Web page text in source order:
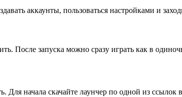
аккаунты, пользоваться настройками и
После запуска можно сразу играть как в
Для начала скачайте лаунчер по одной из ссылок